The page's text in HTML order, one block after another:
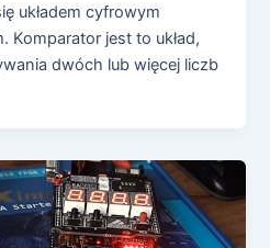
układem cyfrowym
Komparator jest to układ,
dwóch lub więcej liczb